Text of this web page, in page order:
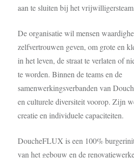
aan te sluiten bij het
De organisatie wil mensen
zelfvertrouwen geven, om grote en
in het leven, de straat te verlaten of
te worden. Binnen de teams en de
samenwerkingsverbanden van
en culturele diversiteit voorop. Zijn
creatie en individuele capaciteiten.
DoucheFLUX is een 100%
van het gebouw en de